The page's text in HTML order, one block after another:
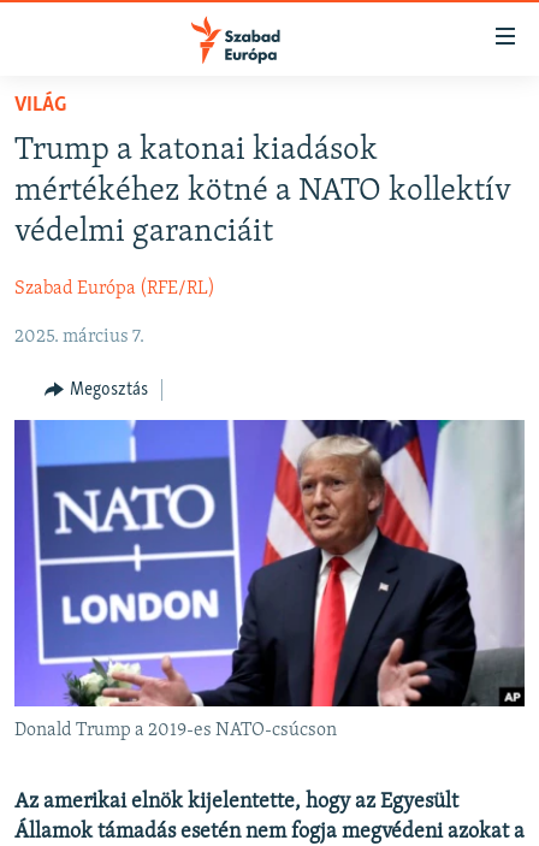
Akadálymentes
Ugrás
oldalra
Ugrás
tartalomjegyzékre
NAPIRENDEN
AKTUÁLIS
PODCASTOK
ELEMZŐ
NER15
SZABADON
TÁRSADALOM
DEMOKRÁCIA
A PÉNZ NYOMÁBAN
EURÓPAI UNIÓ
VILÁG
KLÍMAVÁLTOZÁS
A MÚLT TANULSÁGAI
VILÁG
Trump a katonai kiadások
mértékéhez kötné a NATO kollektív
védelmi garanciáit
Szabad Európa (RFE/RL)
2025. március 7.
Megosztás
Donald Trump a 2019-es NATO-csúcson
Az amerikai elnök kijelentette, hogy az Egyesült
Államok támadás esetén nem fogja megvédeni azokat a
FELIRATKOZÁS
Spotify